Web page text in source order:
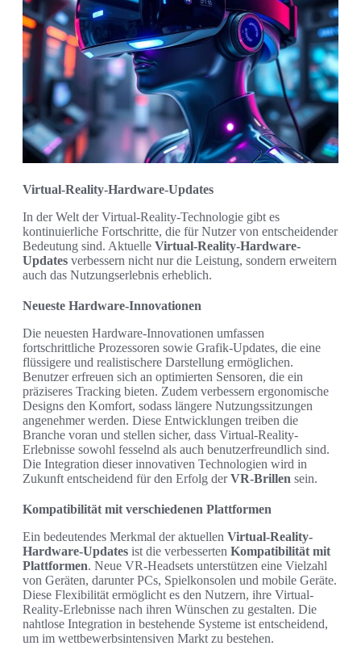
Virtual-Reality-Hardware-Updates
In der Welt der Virtual-Reality-Technologie gibt es
kontinuierliche Fortschritte, die für Nutzer von entscheidender
Bedeutung sind. Aktuelle Virtual-Reality-Hardware-
Updates verbessern nicht nur die Leistung, sondern erweitern
auch das Nutzungserlebnis erheblich.
Neueste Hardware-Innovationen
Die neuesten Hardware-Innovationen umfassen
fortschrittliche Prozessoren sowie Grafik-Updates, die eine
flüssigere und realistischere Darstellung ermöglichen.
Benutzer erfreuen sich an optimierten Sensoren, die ein
präziseres Tracking bieten. Zudem verbessern ergonomische
Designs den Komfort, sodass längere Nutzungssitzungen
angenehmer werden. Diese Entwicklungen treiben die
Branche voran und stellen sicher, dass Virtual-Reality-
Erlebnisse sowohl fesselnd als auch benutzerfreundlich sind.
Die Integration dieser innovativen Technologien wird in
Zukunft entscheidend für den Erfolg derVR-Brillen sein.
Kompatibilität mit verschiedenen Plattformen
Ein bedeutendes Merkmal der aktuellen Virtual-Reality-
Hardware-Updates ist die verbesserten Kompatibilität mit
Plattformen. Neue VR-Headsets unterstützen eine Vielzahl
von Geräten, darunter PCs, Spielkonsolen und mobile Geräte.
Diese Flexibilität ermöglicht es den Nutzern, ihre Virtual-
Reality-Erlebnisse nach ihren Wünschen zu gestalten. Die
nahtlose Integration in bestehende Systeme ist entscheidend,
um im wettbewerbsintensiven Markt zu bestehen.